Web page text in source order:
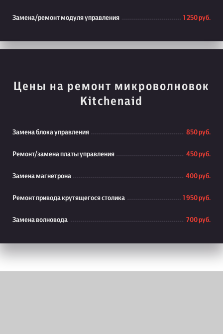
Замена/ремонт модуля управления 1 250 руб.
Цены на ремонт микроволновок
Kitchenaid
Замена блока управления 850 руб.
Ремонт/замена платы управления 450 руб.
Замена магнетрона 400 руб.
Ремонт привода крутящегося столика 1 950 руб.
Замена волновода 700 руб.